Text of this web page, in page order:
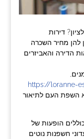
דירות
להן מחיר השכרה
הדירה והאביזרים
https://loranne-
השפת העם לתיאור
הופעות של
חשפנות נוטים